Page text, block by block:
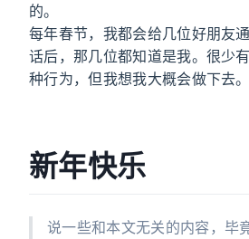
的。
每年春节，我都会给几位好朋友
话后，那几位都知道是我。很少
种行为，但我想我大概会做下去。
新年快乐
说一些和本文无关的内容，毕